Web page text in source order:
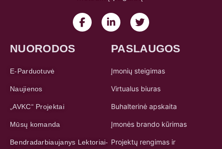
NUORODOS
E-Parduotuvė
Naujienos
„AVKC“ Projektai
Mūsų komanda
Bendradarbiaujanys Lektoriai-
PASLAUGOS
Įmonių steigimas
Virtualus biuras
Buhalterinė apskaita
Įmonės brando kūrimas
Projektų rengimas ir